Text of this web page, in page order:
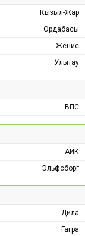
Кызыл-Жар
Ордабасы
Женис
Улытау
ВПС
АИК
Эльфсборг
Дила
Гагра